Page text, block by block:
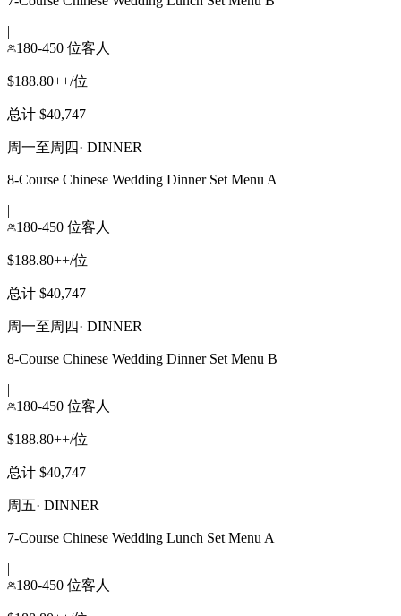
|
180-450 位客人
$188.80++/位
总计 $40,747
周一至周四· DINNER
8-Course Chinese Wedding Dinner Set Menu A
|
180-450 位客人
$188.80++/位
总计 $40,747
周一至周四· DINNER
8-Course Chinese Wedding Dinner Set Menu B
|
180-450 位客人
$188.80++/位
总计 $40,747
周五· DINNER
7-Course Chinese Wedding Lunch Set Menu A
|
180-450 位客人